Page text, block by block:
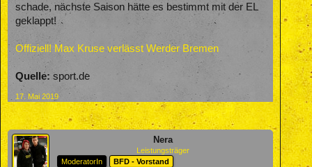
schade, nächste Saison hätte es bestimmt mit der EL
geklappt!
Offiziell! Max Kruse verlässt Werder Bremen
Quelle: sport.de
17. Mai 2019
Nera
Leistungsträger
ModeratorIn
BFD - Vorstand